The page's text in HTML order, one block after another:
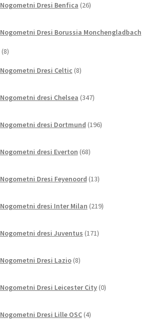
Nogometni Dresi Benfica 26izdelkov
Nogometni Dresi Borussia Monchengladbach
88
Nogometni Dresi Celtic 8izdelkov
Nogometni dresi Chelsea 347izdelkov
Nogometni dresi Dortmund 196izdelkov
Nogometni dresi Everton 68izdelkov
Nogometni Dresi Feyenoord 13izdelkov
Nogometni dresi Inter Milan 219izdelkov
Nogometni dresi Juventus 171izdelkov
Nogometni Dresi Lazio 8izdelkov
Nogometni Dresi Leicester City 0izdelkov
Nogometni Dresi Lille OSC 4izdelki